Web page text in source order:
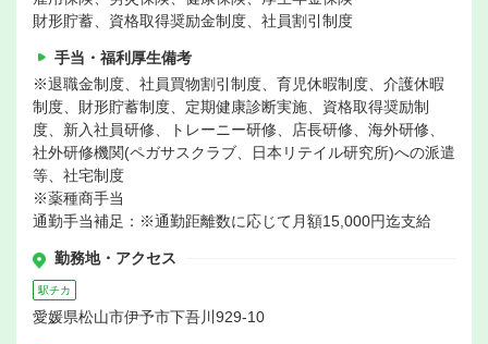
財形貯蓄、資格取得奨励金制度、社員割引制度
手当・福利厚生備考
※退職金制度、社員買物割引制度、育児休暇制度、介護休暇
制度、財形貯蓄制度、定期健康診断実施、資格取得奨励制
度、新入社員研修、トレーニー研修、店長研修、海外研修、
社外研修機関(ペガサスクラブ、日本リテイル研究所)への派遣
等、社宅制度
※薬種商手当
通勤手当補足：※通勤距離数に応じて月額15,000円迄支給
勤務地・アクセス
駅チカ
愛媛県松山市伊予市下吾川929-10